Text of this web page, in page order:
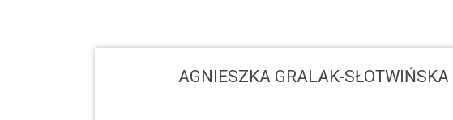
AGNIESZKA GRALAK-SŁOTWIŃSKA